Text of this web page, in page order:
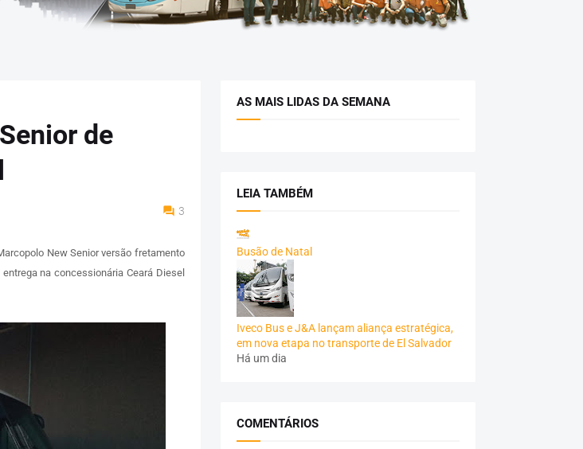
de
3
New Senior versão fretamento
na concessionária Ceará Diesel
AS MAIS LIDAS DA SEMANA
LEIA TAMBÉM
Busão de Natal
Iveco Bus e J&A lançam aliança estratégica,
em nova etapa no transporte de El Salvador
Há um dia
COMENTÁRIOS